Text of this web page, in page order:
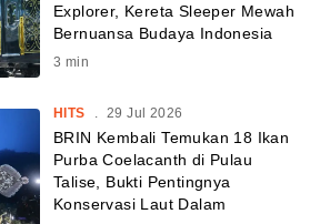
Explorer, Kereta Sleeper Mewah
Bernuansa Budaya Indonesia
3 min
HITS . 29 Jul 2026
BRIN Kembali Temukan 18 Ikan
Purba Coelacanth di Pulau
Talise, Bukti Pentingnya
Konservasi Laut Dalam